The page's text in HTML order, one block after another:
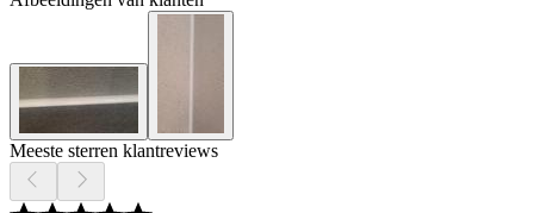
Meeste sterren klantreviews